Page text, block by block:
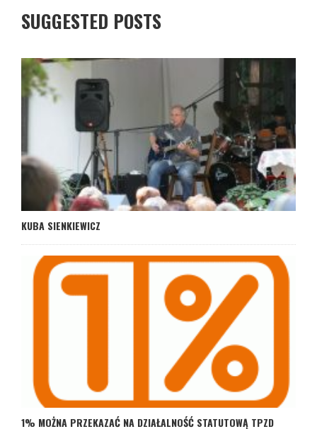
SUGGESTED POSTS
KUBA SIENKIEWICZ
1% MOŻNA PRZEKAZAĆ NA DZIAŁALNOŚĆ STATUTOWĄ TPZD